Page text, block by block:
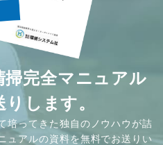
掃完全マニュアル
します。
培ってきた独自のノウハウが詰
ュアルの資料を無料でお送りい